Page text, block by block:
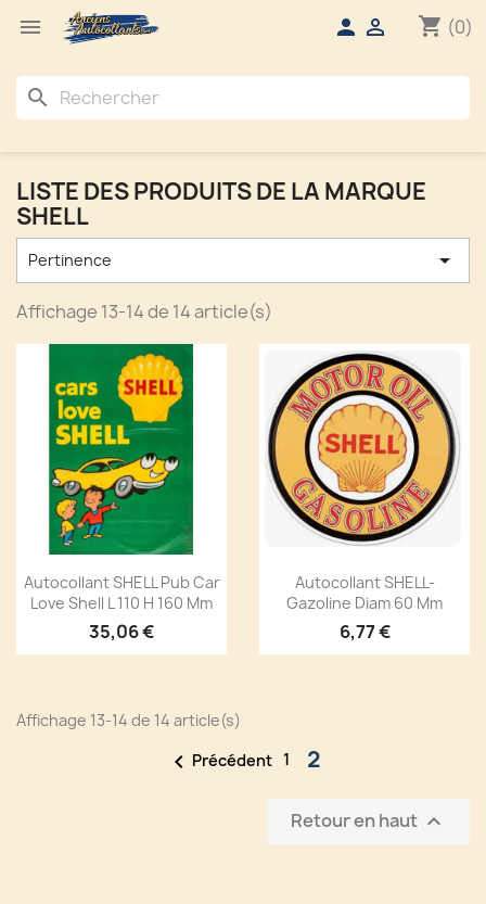
 shopping_cart (0)
 
search
LISTE DES PRODUITS DE LA MARQUE
SHELL
Pertinence 
Affichage 13-14 de 14 article(s)
Autocollant SHELL Pub Car
Love Shell L 110 H 160 Mm
35,06 €
Autocollant SHELL-
Gazoline Diam 60 Mm
6,77 €
Affichage 13-14 de 14 article(s)
 Précédent 1 2
Retour en haut 